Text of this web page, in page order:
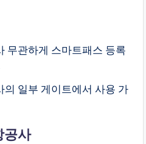
무관하게 스마트패스 등록
일부 게이트에서 사용 가
공사